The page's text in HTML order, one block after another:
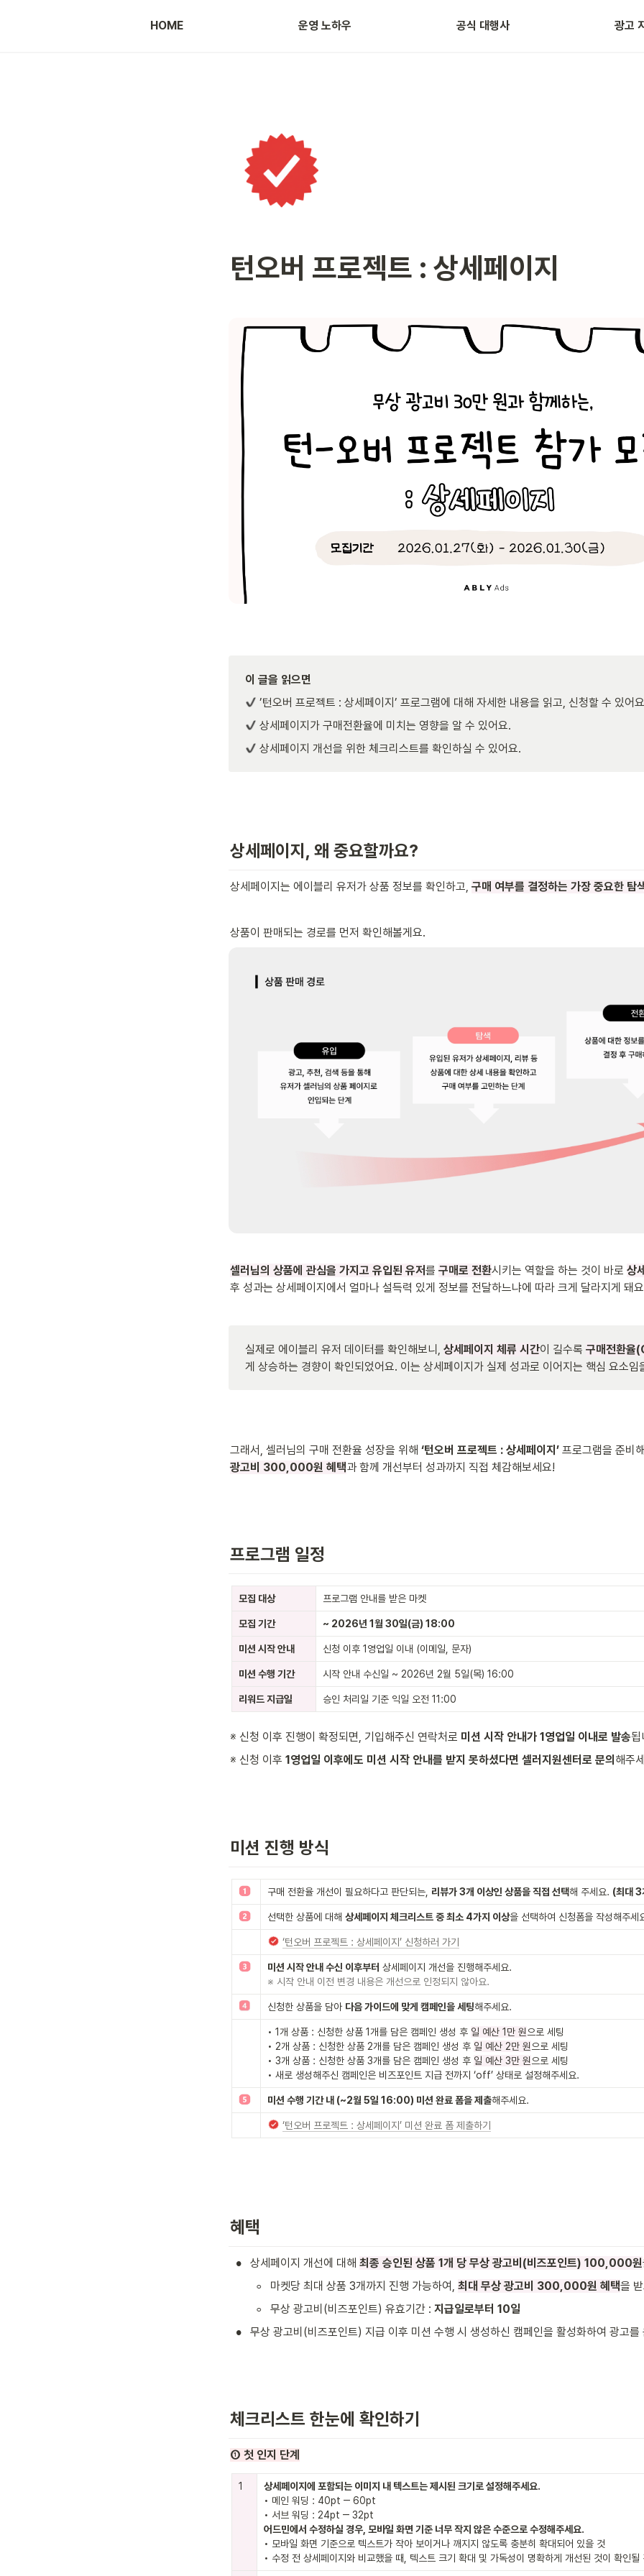
HOME 운영 노하우 공식 대행사 광고
광고 등록 방법 자주 묻는 질문 광고 용
턴오버 프로젝트 : 상세페이지
이 글을 읽으면
’턴오버 프로젝트 : 상세페이지’ 프로그램에 대해 자세한 내용을 읽고, 신청할 수 있어
상세페이지가 구매전환율에 미치는 영향을 알 수 있어요.
상세페이지 개선을 위한 체크리스트를 확인하실 수 있어요.
상세페이지, 왜 중요할까요?
상세페이지는 에이블리 유저가 상품 정보를 확인하고, 구매 여부를 결정하는 가장 중요한 탐
상품이 판매되는 경로를 먼저 확인해볼게요.
셀러님의 상품에 관심을 가지고 유입된 유저를 구매로 전환시키는 역할을 하는 것이 바로 상
후 성과는 상세페이지에서 얼마나 설득력 있게 정보를 전달하느냐에 따라 크게 달라지게 돼
실제로 에이블리 유저 데이터를 확인해보니, 상세페이지 체류 시간이 길수록 구매전환율
게 상승하는 경향이 확인되었어요. 이는 상세페이지가 실제 성과로 이어지는 핵심 요소임
그래서, 셀러님의 구매 전환율 성장을 위해 ‘턴오버 프로젝트 : 상세페이지’ 프로그램을 준비
광고비 300,000원 혜택과 함께 개선부터 성과까지 직접 체감해보세요!
프로그램 일정
모집 대상 프로그램 안내를 받은 마켓
모집 기간 ~ 2026년 1월 30일(금) 18:00
미션 시작 안내 신청 이후 1영업일 이내 (이메일, 문자)
미션 수행 기간 시작 안내 수신일 ~ 2026년 2월 5일(목) 16:00
리워드 지급일 승인 처리일 기준 익일 오전 11:00
※ 신청 이후 진행이 확정되면, 기입해주신 연락처로 미션 시작 안내가 1영업일 이내로 발송됩
※ 신청 이후 1영업일 이후에도 미션 시작 안내를 받지 못하셨다면 셀러지원센터로 문의 해주
미션 진행 방식
구매 전환율 개선이 필요하다고 판단되는, 리뷰가 3개 이상인 상품을 직접 선택해 주세요. (최대 3
선택한 상품에 대해 상세페이지 체크리스트 중 최소 4가지 이상을 선택하여 신청폼을 작성해주세
‘턴오버 프로젝트 : 상세페이지’ 신청하러 가기
미션 시작 안내 수신 이후부터
※ 시작 안내 이전 변경 내용은 개선으로 인정되지 않아요.
신청한 상품을 담아 다음 가이드에 맞게 캠페인을 세팅해주세요.
• 1개 상품 : 신청한 상품 1개를 담은 캠페인 생성 후 일 예산 1만 원 으로 세팅
• 2개 상품 : 신청한 상품 2개를 담은 캠페인 생성 후 일 예산 2만 원 으로 세팅
• 3개 상품 : 신청한 상품 3개를 담은 캠페인 생성 후 일 예산 3만 원 으로 세팅
• 새로 생성해주신 캠페인은 비즈포인트 지급 전까지 ‘off’ 상태로 설정해주세요.
미션 수행 기간 내 (~2월 5일 16:00) 미션 완료 폼을 제출해주세요.
‘턴오버 프로젝트 : 상세페이지’ 미션 완료 폼 제출하기
혜택
• 상세페이지 개선에 대해 최종 승인된 상품 1개 당 무상 광고비(비즈포인트) 100,000원
◦ 마켓당 최대 상품 3개까지 진행 가능하여, 최대 무상 광고비 300,000원 혜택을
◦ 무상 광고비(비즈포인트) 유효기간 : 지급일로부터 10일
• 무상 광고비(비즈포인트) 지급 이후 미션 수행 시 생성하신 캠페인을 활성화하여 광고를
체크리스트 한눈에 확인하기
① 첫 인지 단계
1
• 메인 워딩 : 40pt ‒ 60pt
• 모바일 화면 기준으로 텍스트가 작아 보이거나 깨지지 않도록 충분히 확대되어 있을 것
• 수정 전 상세페이지와 비교했을 때, 텍스트 크기 확대 및 가독성이 명확하게 개선된 것이 확인될